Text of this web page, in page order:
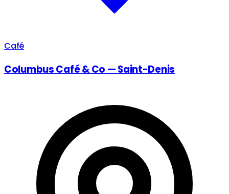
Café
Columbus Café & Co — Saint-Denis